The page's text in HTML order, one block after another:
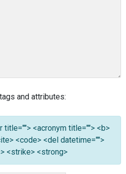
tags and attributes:
title=""> <acronym title=""> <b>
<code> <del datetime="">
<strike> <strong>